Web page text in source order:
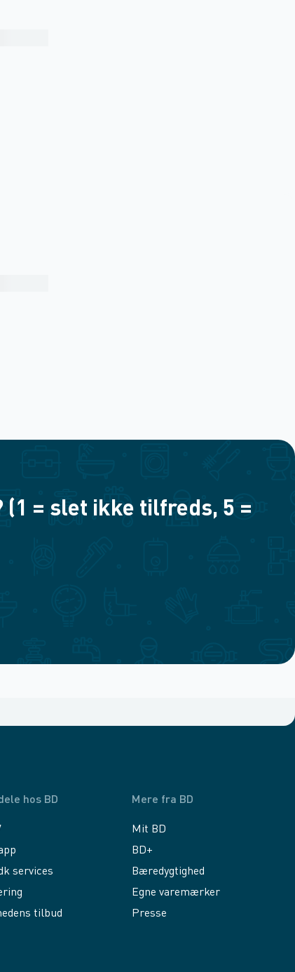
= slet ikke tilfreds, 5 =
hos BD
services
tilbud
Mere fra BD
Mit BD
BD+
Bæredygtighed
Egne varemærker
Presse